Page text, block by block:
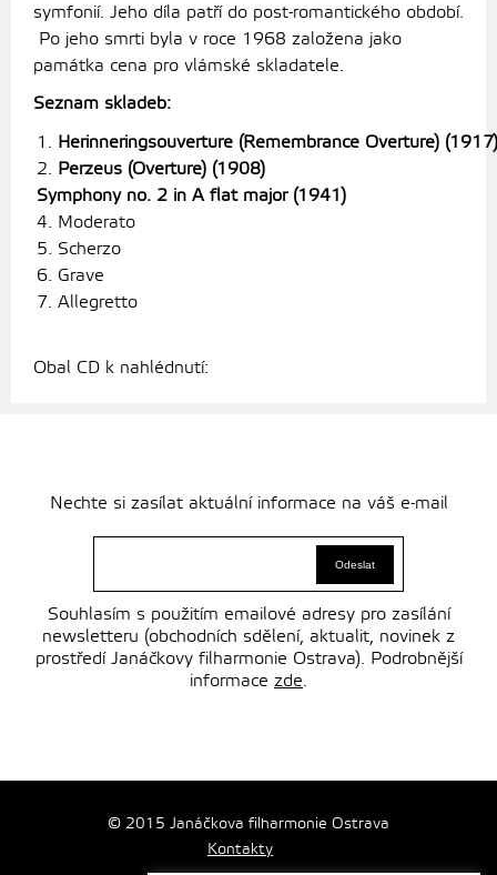
symfonií. Jeho díla patří do post-romantického období.
Po jeho smrti byla v roce 1968 založena jako
památka cena pro vlámské skladatele.
Seznam skladeb:
1. Herinneringsouverture (Remembrance Overture) (1917)
2. Perzeus (Overture) (1908)
Symphony no. 2 in A flat major (1941)
4. Moderato
5. Scherzo
6. Grave
7. Allegretto
Obal CD k nahlédnutí:
Nechte si zasílat aktuální informace na váš e-mail
Souhlasím s použitím emailové adresy pro zasílání
newsletteru (obchodních sdělení, aktualit, novinek z
prostředí Janáčkovy filharmonie Ostrava). Podrobnější
informace zde.
© 2015 Janáčkova filharmonie Ostrava
Kontakty